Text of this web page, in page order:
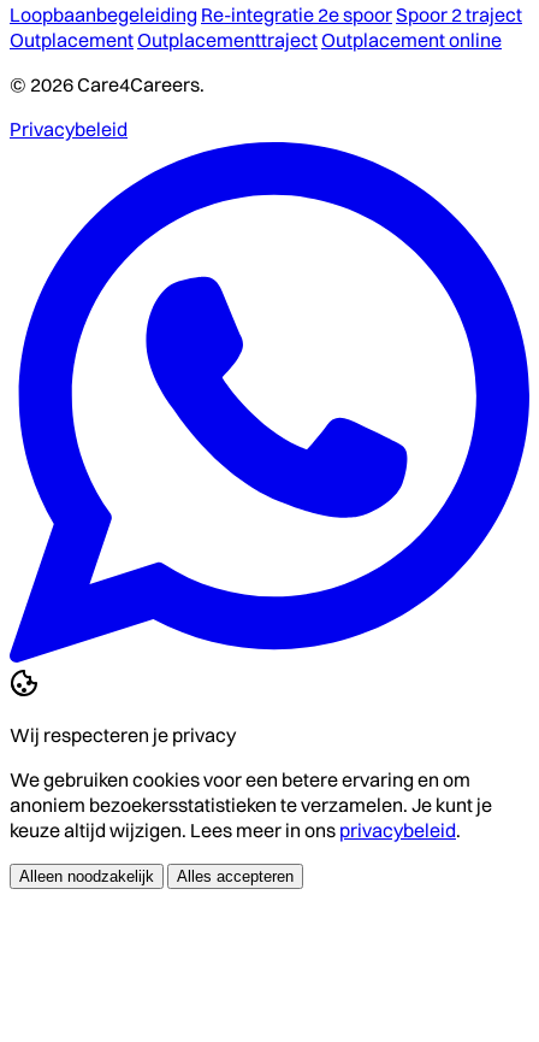
Loopbaanbegeleiding Re-integratie 2e spoorSpoor 2 traject
OutplacementOutplacementtrajectOutplacement online
© 2026 Care4Careers.
Privacybeleid
Wij respecteren je privacy
We gebruiken cookies voor een betere ervaring en om
anoniem bezoekersstatistieken te verzamelen. Je kunt je
keuze altijd wijzigen. Lees meer in ons privacybeleid.
Alleen noodzakelijk Alles accepteren